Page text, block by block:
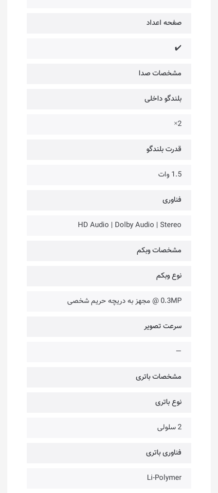
صفحه اعداد
✔️
مشخصات صدا
بلندگو داخلی
2×
قدرت بلندگو
1.5 وات
فناوری‌
HD Audio | Dolby Audio | Stereo
مشخصات وبکم
نوع وبکم
0.3MP @ مجهز به دریچه حریم شخصی
سرعت تصویر
—
مشخصات باتری
نوع باتری
2 سلولی
فناوری باتری
Li-Polymer